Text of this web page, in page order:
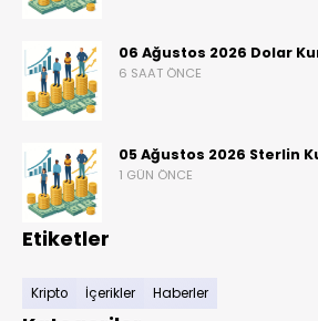
06 Ağustos 2026 Dolar
6 SAAT ÖNCE
05 Ağustos 2026 Sterlin
1 GÜN ÖNCE
Etiketler
Kripto İçerikler Haberler